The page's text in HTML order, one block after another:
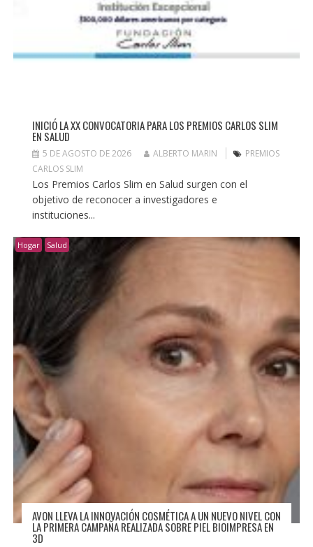
INICIÓ LA XX CONVOCATORIA PARA LOS PREMIOS CARLOS SLIM
EN SALUD
5 DE AGOSTO DE 2026 ALBERTO MARIN
PREMIOS
CARLOS SLIM
Los Premios Carlos Slim en Salud surgen con el
objetivo de reconocer a investigadores e
instituciones...
Hogar Salud
AVON LLEVA LA INNOVACIÓN COSMÉTICA A UN NUEVO NIVEL CON
LA PRIMERA CAMPAÑA REALIZADA SOBRE PIEL BIOIMPRESA EN
3D